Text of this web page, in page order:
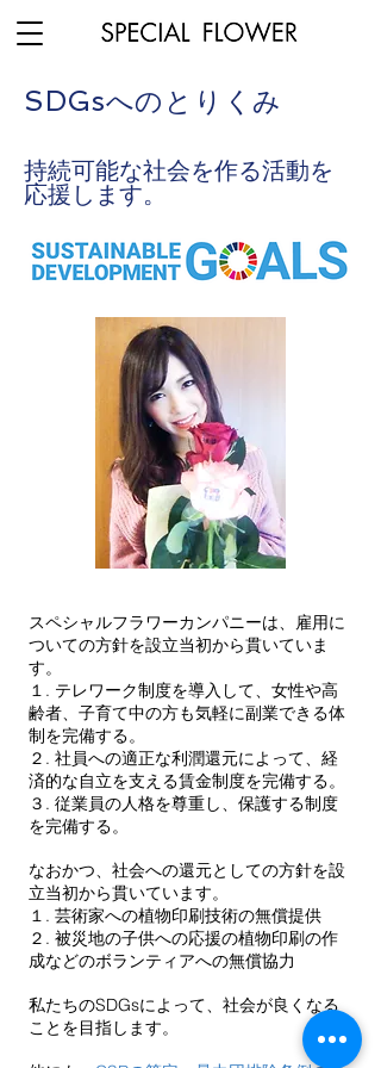
SDGsへのとりくみ
​持続可能な社会を作る活動を
応援します。
スペシャルフラワーカンパニーは、雇用に
ついての方針を設立当初から貫いていま
す。
１. テレワーク制度を導入して、女性や高
齢者、子育て中の方も気軽に副業できる体
制を完備する。
２. 社員への適正な利潤還元によって、経
済的な自立を支える賃金制度を完備する。
３. 従業員の人格を尊重し、保護する制度
を完備する。​
なおかつ、社会への還元としての方針を設
立当初から貫いています。
１. ​芸術家への植物印刷技術の無償提供
２. 被災地の子供への応援の植物印刷の作
成などのボランティアへの無償協力
私たちのSDGsによって、社会が良くなる
ことを目指します。